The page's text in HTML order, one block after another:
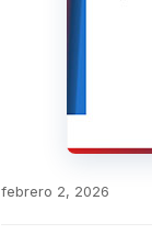
febrero 2, 2026